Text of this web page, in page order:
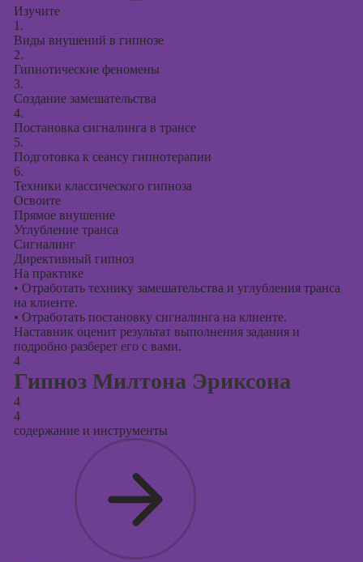
Изучите
1.
Виды внушений в гипнозе
2.
Гипнотические феномены
3.
Создание замешательства
4.
Постановка сигналинга в трансе
5.
Подготовка к сеансу гипнотерапии
6.
Техники классического гипноза
Освоите
Прямое внушение
Углубление транса
Сигналинг
Директивный гипноз
На практике
• Отработать технику замешательства и углубления транса
на клиенте.
• Отработать постановку сигналинга на клиенте.
Наставник оценит результат выполнения задания и
подробно разберет его с вами.
4
Гипноз Милтона Эриксона
4
4
содержание и инструменты